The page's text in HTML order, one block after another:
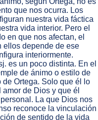
que nos ocurra. Los
nuestra vida fáctica
vida interior. Pero el
en que nos afectan, el
ellos depende de ese
interiormente.
es un poco distinta. En el
de ánimo o estilo de
Ortega. Solo que él lo
de Dios y que él
La que Dios nos
reconoce la vinculación
de sentido de la vida